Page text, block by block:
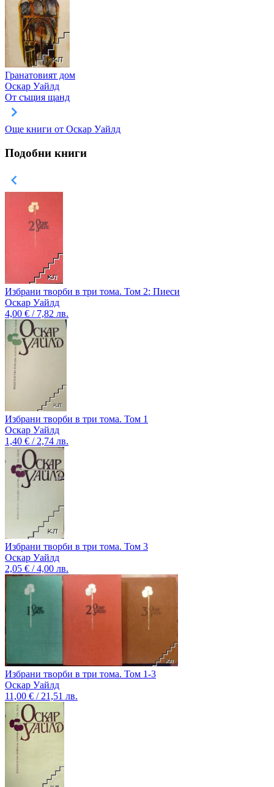
Гранатовият дом
Оскар Уайлд
От същия щанд
Още книги от Оскар Уайлд
Подобни книги
Избрани творби в три тома. Том 2: Пиеси
Оскар Уайлд
4,00 € / 7,82 лв.
Избрани творби в три тома. Том 1
Оскар Уайлд
1,40 € / 2,74 лв.
Избрани творби в три тома. Том 3
Оскар Уайлд
2,05 € / 4,00 лв.
Избрани творби в три тома. Том 1-3
Оскар Уайлд
11,00 € / 21,51 лв.